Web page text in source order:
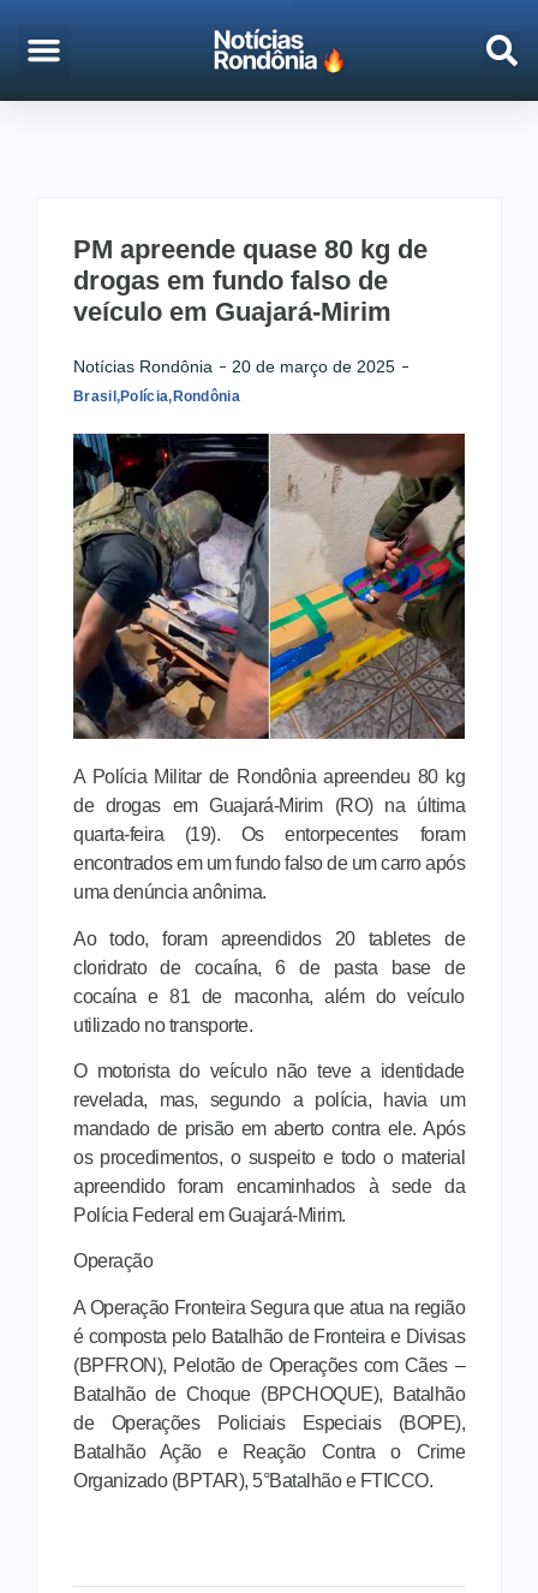
PM apreende quase 80 kg de
drogas em fundo falso de
veículo em Guajará-Mirim
Notícias Rondônia 20 de março de 2025
Brasil,Polícia,Rondônia
A Polícia Militar de Rondônia apreendeu 80 kg
de drogas em Guajará-Mirim (RO) na última
quarta-feira (19). Os entorpecentes foram
encontrados em um fundo falso de um carro após
uma denúncia anônima.
Ao todo, foram apreendidos 20 tabletes de
cloridrato de cocaína, 6 de pasta base de
cocaína e 81 de maconha, além do veículo
utilizado no transporte.
O motorista do veículo não teve a identidade
revelada, mas, segundo a polícia, havia um
mandado de prisão em aberto contra ele. Após
os procedimentos, o suspeito e todo o material
apreendido foram encaminhados à sede da
Polícia Federal em Guajará-Mirim.
Operação
A Operação Fronteira Segura que atua na região
é composta pelo Batalhão de Fronteira e Divisas
(BPFRON), Pelotão de Operações com Cães –
Batalhão de Choque (BPCHOQUE), Batalhão
de Operações Policiais Especiais (BOPE),
Batalhão Ação e Reação Contra o Crime
Organizado (BPTAR), 5°Batalhão e FTICCO.